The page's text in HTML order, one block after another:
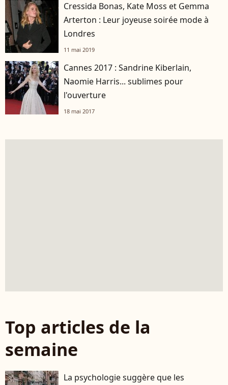
Cressida Bonas, Kate Moss et Gemma
Arterton : Leur joyeuse soirée mode à
Londres
11 mai 2019
Cannes 2017 : Sandrine Kiberlain,
Naomie Harris... sublimes pour
l'ouverture
18 mai 2017
Top articles de la
semaine
La psychologie suggère que les